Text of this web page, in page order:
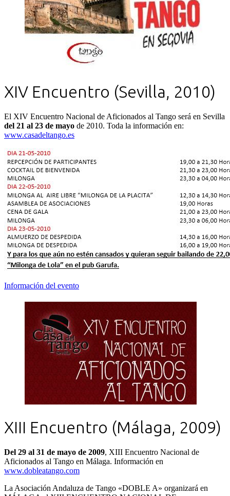
XIV Encuentro (Sevilla, 2010)
El XIV Encuentro Nacional de Aficionados al Tango será en Sevilla
del 21 al 23 de mayo de 2010. Toda la información en:
www.casadeltango.es
Información del evento
XIII Encuentro (Málaga, 2009)
Del 29 al 31 de mayo de 2009, XIII Encuentro Nacional de
Aficionados al Tango en Málaga. Información en
www.dobleatango.com
La Asociación Andaluza de Tango «DOBLE A» organizará en